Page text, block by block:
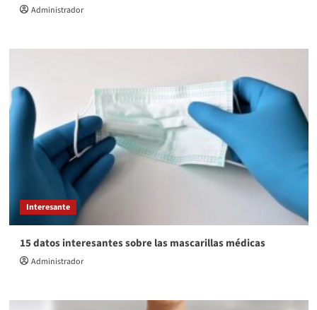
Administrador
Interesante
15 datos interesantes sobre las mascarillas médicas
Administrador